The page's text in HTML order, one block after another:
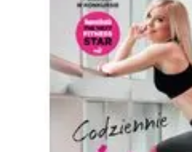
Porady zakupowePoradyTrendyPoradniki
Mega Promocje